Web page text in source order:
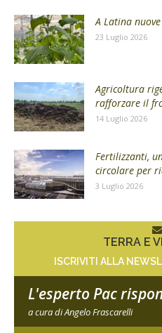
A Latina
23 Luglio 2026
Agricoltura
rafforzare il
14 Luglio 2026
Fertilizzanti,
circolare per
3 Luglio 2026
TERRA E
ISCRIVITI ALLA
L'esperto Pac
a cura di Angelo Frascarelli